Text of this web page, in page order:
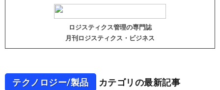
ロジスティクス管理の専門誌
月刊ロジスティクス・ビジネス
テクノロジー/製品 カテゴリの最新記事